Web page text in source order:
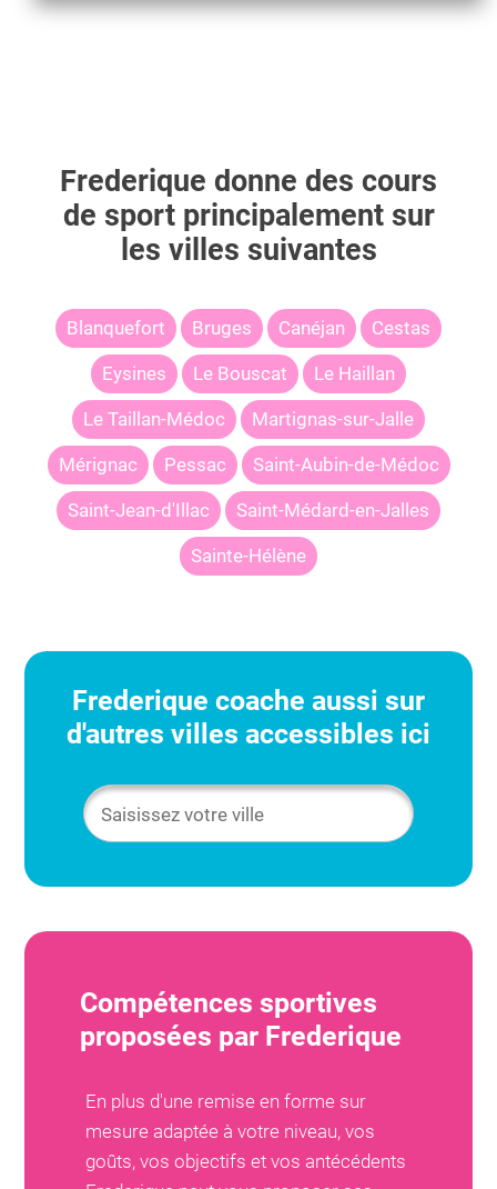
Frederique donne des cours
de sport principalement sur
les villes suivantes
Blanquefort Bruges Canéjan Cestas
Eysines Le Bouscat Le Haillan
Le Taillan-Médoc Martignas-sur-Jalle
Mérignac Pessac Saint-Aubin-de-Médoc
Saint-Jean-d'Illac Saint-Médard-en-Jalles
Sainte-Hélène
Frederique coache aussi sur
d'autres villes accessibles ici
Compétences sportives
proposées par Frederique
En plus d'une remise en forme sur
mesure adaptée à votre niveau, vos
goûts, vos objectifs et vos antécédents